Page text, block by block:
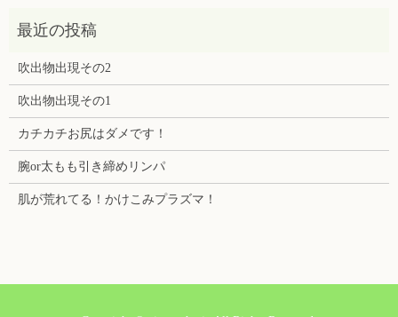
吹出物出現その2
吹出物出現その1
カチカチお尻はダメです！
腕or太もも引き締めリンパ
肌が荒れてる！かけこみプラズマ！